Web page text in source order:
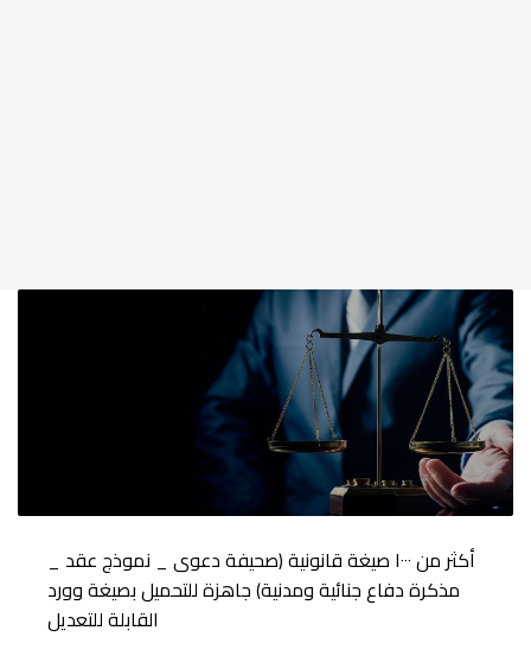
أكثر من ١٠٠٠ صيغة قانونية (صحيفة دعوى _ نموذج عقد _
مذكرة دفاع جنائية ومدنية) جاهزة للتحميل بصيغة وورد
القابلة للتعديل